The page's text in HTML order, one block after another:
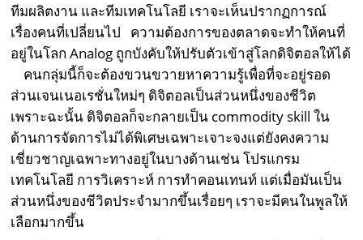
ทีมผลิตงาน และทีมเทคโนโลยี เราจะเห็นปรากฏการณ์
เรื่องคนที่เปลี่ยนไป ความต้องการของตลาดจะทำให้คนที่
อยู่ในโลก Analog ถูกบังคับให้ปรับตัวเข้าสู่โลกดิจิตอลให้ได้
คนกลุ่มนี้ก็จะต้องขวนขวายหาความรู้เพื่อที่จะอยู่รอด
ส่วนเจนเนอเรชั่นใหม่ๆ ดิจิตอลเป็นส่วนหนึ่งของชีวิต
เพราะฉะนั้น ดิจิตอลก็จะกลายเป็น commodity skill ใน
ด้านการจัดการไม่ได้พิเศษเฉพาะเจาะจงแต่ยังคงความ
เชี่ยวชาญเฉพาะทางอยู่ในบางด้านเช่น โปรแกรม
เทคโนโลยี การวิเคราะห์ การทำคอนเทนท์ แต่เมื่อมันเป็น
ส่วนหนึ่งของชีวิตประจำมากขึ้นเรื่อยๆ เราจะมีคนในพูลให้
เลือกมากขึ้น